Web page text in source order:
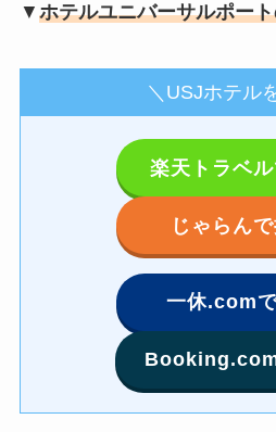
▼ ホテルユニバーサルポー
＼USJホテル
楽天トラベ
じゃらん
一休.com